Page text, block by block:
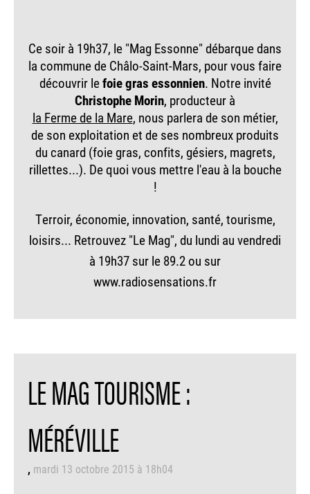
Ce soir à 19h37, le "Mag Essonne" débarque dans
la commune de Châlo-Saint-Mars, pour vous faire
découvrir lefoie gras essonnien. Notre invité
Christophe Morin, producteur à
la Ferme de la Mare, nous parlera de son métier,
de son exploitation et de ses nombreux produits
du canard (foie gras, confits, gésiers, magrets,
rillettes...). De quoi vous mettre l'eau à la bouche
!
Terroir, économie, innovation, santé, tourisme,
loisirs... Retrouvez "Le Mag", du lundi au vendredi
à 19h37 sur le 89.2 ou sur
www.radiosensations.fr
LE MAG TOURISME :
MÉRÉVILLE
mardi 13 octobre 2015 à 18h04